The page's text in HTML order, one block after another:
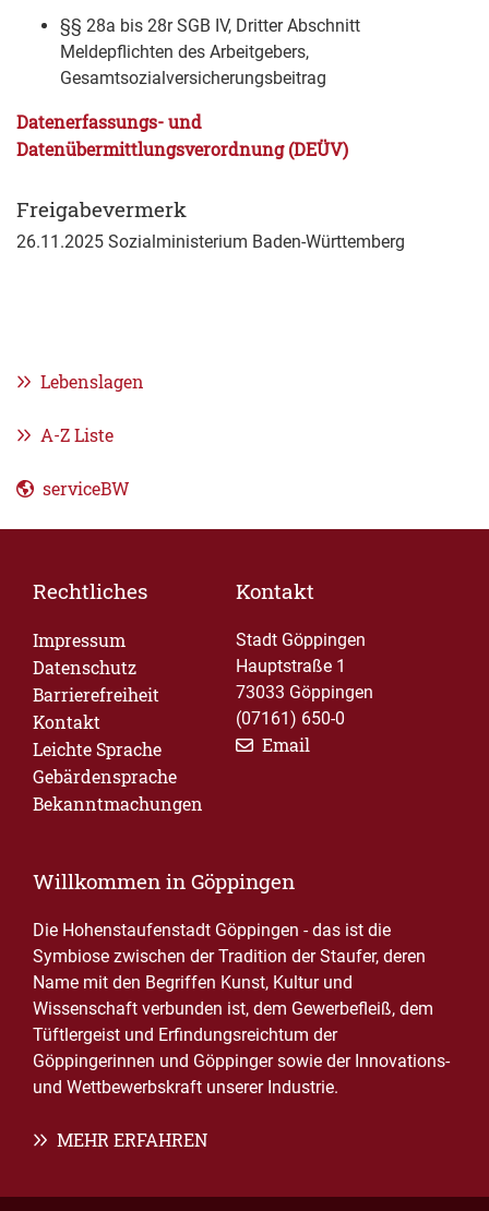
§§ 28a bis 28r SGB IV, Dritter Abschnitt
Meldepflichten des Arbeitgebers,
Gesamtsozialversicherungsbeitrag
Datenerfassungs- und
Datenübermittlungsverordnung (DEÜV)
Freigabevermerk
26.11.2025 Sozialministerium Baden-Württemberg
Lebenslagen
A-Z Liste
serviceBW
Rechtliches
Impressum
Datenschutz
Barrierefreiheit
Kontakt
Leichte Sprache
Gebärdensprache
Bekanntmachungen
Kontakt
Stadt Göppingen
Hauptstraße 1
73033 Göppingen
(07161) 650-0
Email
Willkommen in Göppingen
Die Hohenstaufenstadt Göppingen - das ist die
Symbiose zwischen der Tradition der Staufer, deren
Name mit den Begriffen Kunst, Kultur und
Wissenschaft verbunden ist, dem Gewerbefleiß, dem
Tüftlergeist und Erfindungsreichtum der
Göppingerinnen und Göppinger sowie der Innovations-
und Wettbewerbskraft unserer Industrie.
MEHR ERFAHREN